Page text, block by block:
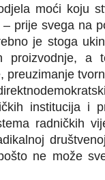
moći koju
prije svega na
je stoga
proizvodnje, a
preuzimanje
institucija i
radničkih
ne može